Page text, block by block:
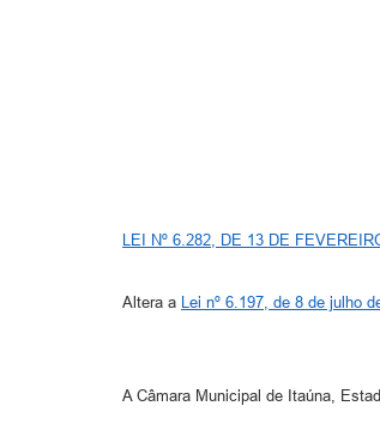
LEI Nº 6.282, DE 13 DE
Altera a Lei nº 6.197, de 8 de julho
A Câmara Municipal de Itaúna,